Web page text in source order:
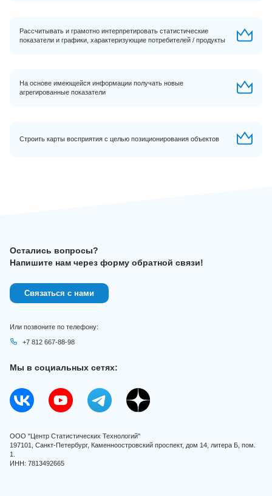
Рассчитывать и грамотно интерпретировать статистические
показатели и графики, характеризующие потребителей / продукты
На основе имеющейся информации получать новые
агрегированные показатели
Строить карты восприятия с целью позиционирования объектов
Остались вопросы?
Напишите нам через форму обратной связи!
Связаться с нами
Или позвоните по телефону:
+7 812 667-88-98
Мы в социальных сетях:
ООО "Центр Статистических Технологий"
197101, Санкт-Петербург, Каменноостровский проспект, дом 14, литера Б, пом.
1.
ИНН: 7813492665